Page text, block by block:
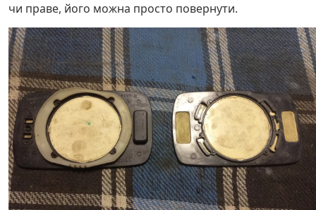
чи праве, його можна просто повернути.